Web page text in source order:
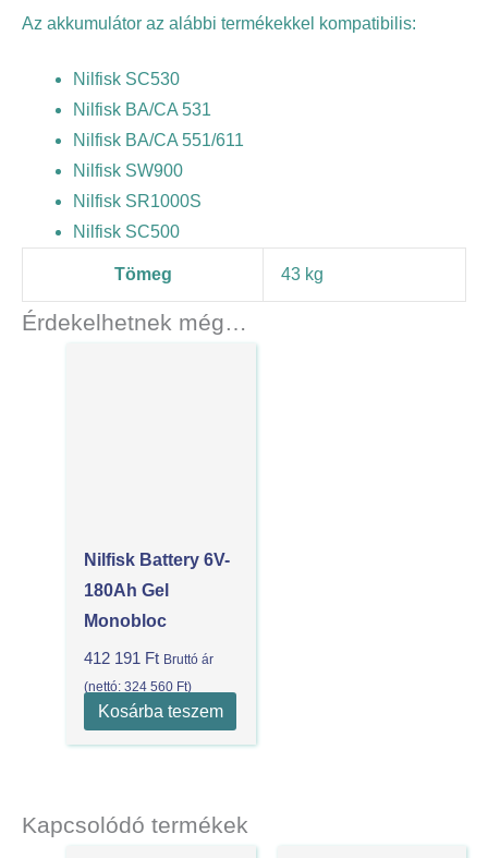
Az akkumulátor az alábbi termékekkel kompatibilis:
Nilfisk SC530
Nilfisk BA/CA 531
Nilfisk BA/CA 551/611
Nilfisk SW900
Nilfisk SR1000S
Nilfisk SC500
Tömeg 43 kg
Érdekelhetnek még…
Nilfisk Battery 6V-
180Ah Gel
Monobloc
412 191 Ft Bruttó ár
(nettó:324 560 Ft)
Kosárba teszem
Kapcsolódó termékek